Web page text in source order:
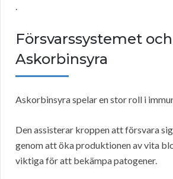
.
Försvarssystemet och
Askorbinsyra
Askorbinsyra spelar en stor roll i
Den assisterar kroppen att försvara
genom att öka produktionen av vita
viktiga för att bekämpa patogener.